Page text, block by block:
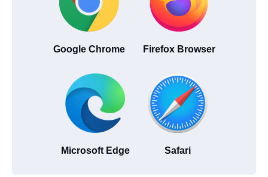
Google Chrome Firefox Browser
Microsoft Edge Safari